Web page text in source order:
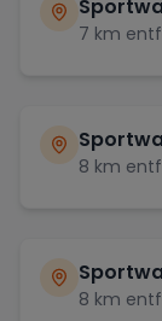
7 km
8 km
8 km